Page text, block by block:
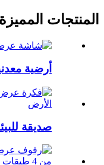
المنتجات المميزة
أرضية
صديقة